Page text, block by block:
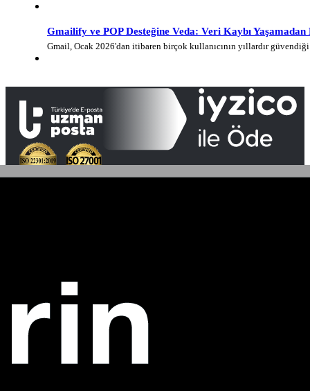
Gmailify ve POP Desteğine Veda: Veri Kaybı
Gmail, Ocak 2026'dan itibaren birçok kullanıcının yıllardır